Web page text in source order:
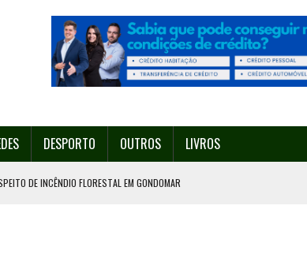
DESPORTO OUTROS LIVROS
DE INCÊNDIO FLORESTAL EM GONDOMAR
DE ATEAR FOGO COM ISQUEIRO